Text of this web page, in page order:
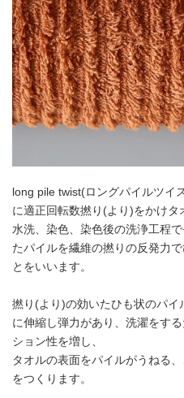
long pile twist(ロングパイルツイ
に適正回転数撚り(より)をかけタ
水洗、染色、染色後の洗浄工程
たパイルを繊維の撚りの反発力
とをいいます。
撚り(より)の効いたひも状のパイ
に伸縮し弾力があり、洗濯をす
ション性を増し、
タオルの表面をパイルがうねる
をつくります。